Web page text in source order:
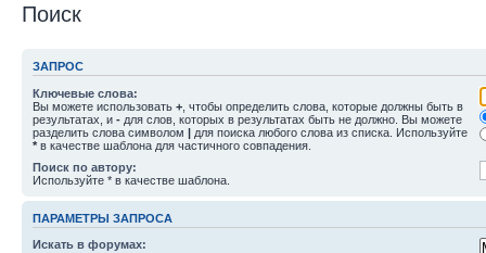
Поиск
ЗАПРОС
Ключевые слова:
Вы можете использовать + , чтобы определить слова, которые должны быть в
результатах, и - для слов, которых в результатах быть не должно. Вы можете
разделить слова символом | для поиска любого слова из списка. Используйте
* в качестве шаблона для частичного совпадения.
Поиск по автору:
Используйте * в качестве шаблона.
ПАРАМЕТРЫ ЗАПРОСА
Искать в форумах: